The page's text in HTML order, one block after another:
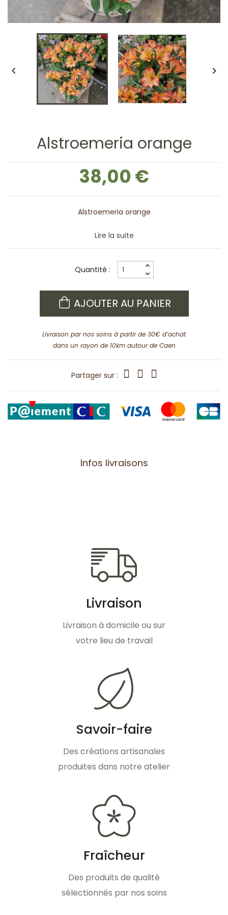
 
Alstroemeria orange
38,00 €
Alstroemeria orange
Lire la suite
Quantité :
AJOUTER AU PANIER
Livraison par nos soins à partir de 30€ d’achat
dans un rayon de 10km autour de Caen
Partager sur :
Infos livraisons
Livraison
Livraison à domicile ou sur
votre lieu de travail
Savoir-faire
Des créations artisanales
produites dans notre atelier
Fraîcheur
Des produits de qualité
sélectionnés par nos soins